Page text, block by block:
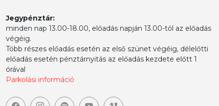
Jegypénztár:
minden nap 13.00-18.00, előadás napján 13.00-tól az előadás
végéig.
Több részes előadás esetén az első szünet végéig, délelőtti
előadás esetén pénztárnyitás az előadás kezdete előtt 1
órával
Parkolási információ